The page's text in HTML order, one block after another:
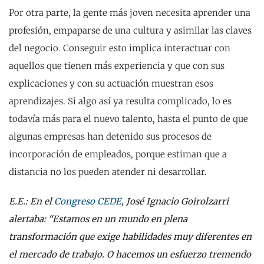
Por otra parte, la gente más joven necesita aprender una
profesión, empaparse de una cultura y asimilar las claves
del negocio. Conseguir esto implica interactuar con
aquellos que tienen más experiencia y que con sus
explicaciones y con su actuación muestran esos
aprendizajes. Si algo así ya resulta complicado, lo es
todavía más para el nuevo talento, hasta el punto de que
algunas empresas han detenido sus procesos de
incorporación de empleados, porque estiman que a
distancia no los pueden atender ni desarrollar.
E.E.: En el Congreso CEDE, José Ignacio Goirolzarri
alertaba: “Estamos en un mundo en plena
transformación que exige habilidades muy diferentes en
el mercado de trabajo. O hacemos un esfuerzo tremendo